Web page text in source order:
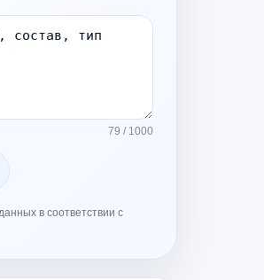
79 / 1000
в соответствии с